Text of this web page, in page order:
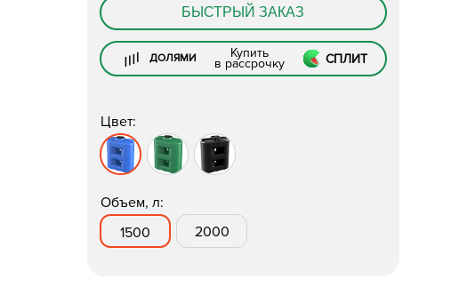
БЫСТРЫЙ ЗАКАЗ
ДОЛЯМИ Купить
в рассрочку СПЛИТ
Цвет:
Объем, л:
1500
2000